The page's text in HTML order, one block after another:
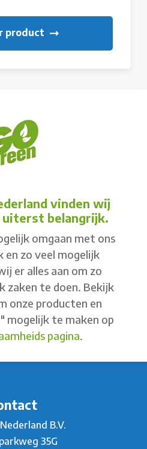
product
vinden wij
uiterst belangrijk.
omgaan met ons
en zo veel mogelijk
er alles aan om zo
zaken te doen. Bekijk
onze producten en
mogelijk te maken op
pagina.
B.V.
35G